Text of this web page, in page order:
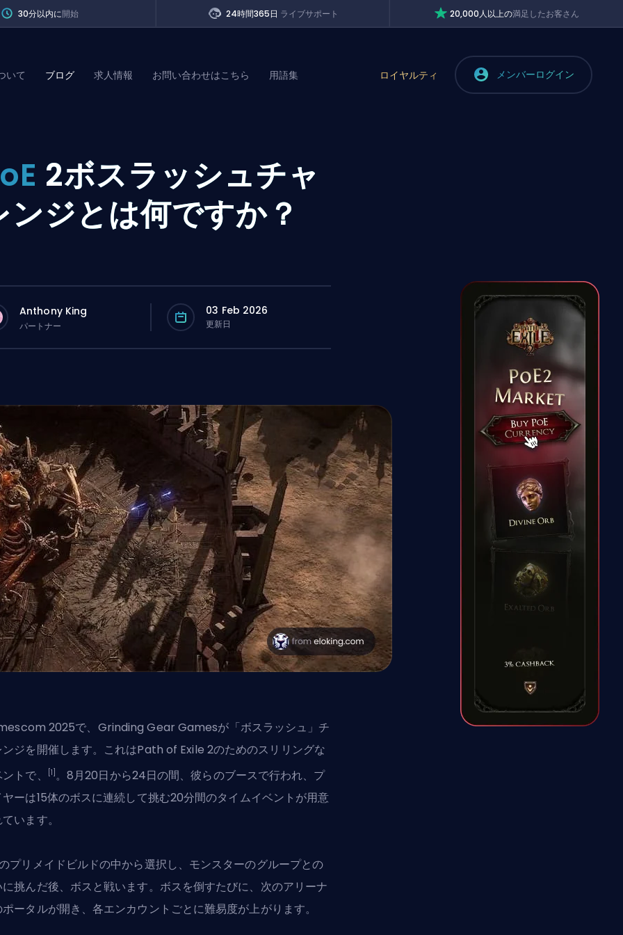
30分以内に開始 24時間365日 ライブサポート 20,000人以上の満足したお客さん
いて ブログ 求人情報 お問い合わせはこちら 用語集 ロイヤルティ メンバーログイン
2ボスラッシュチャ
ンジとは何ですか？
Anthony King
パートナー
03 Feb 2026
更新日
2025で、 Grinding Gear Gamesが「ボスラッシュ」チ
ンジを開催します。これはPath of Exile 2のためのスリリングな
トで、
[1] 。8月20日から24日の間、彼らのブースで行われ、プ
ーは15体のボスに連続して挑む20分間のタイムイベントが用意
います。
プリメイドビルドの中から選択し、モンスターのグループとの
挑んだ後、ボスと戦います。ボスを倒すたびに、次のアリーナ
ータルが開き、各エンカウントごとに難易度が上がります。